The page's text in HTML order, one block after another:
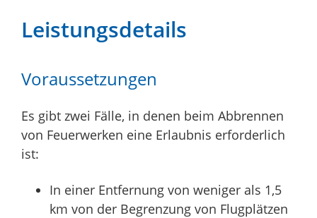
Leistungsdetails
Voraussetzungen
Es gibt zwei Fälle, in denen beim Abbrennen
von Feuerwerken eine Erlaubnis erforderlich
ist:
In einer Entfernung von weniger als 1,5
km von der Begrenzung von Flugplätzen